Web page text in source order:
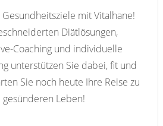
mit Vitalhane!
Diätlösungen,
Coaching und individuelle
unterstützen Sie dabei, fit und
Sie noch heute Ihre Reise zu
gesünderen Leben!